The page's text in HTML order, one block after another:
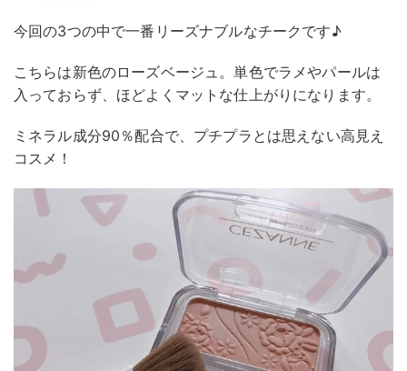
今回の3つの中で一番リーズナブルなチークです♪
こちらは新色のローズベージュ。単色でラメやパールは
入っておらず、ほどよくマットな仕上がりになります。
ミネラル成分90％配合で、プチプラとは思えない高見え
コスメ！